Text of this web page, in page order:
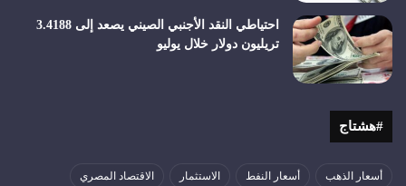
احتياطي النقد الأجنبي الصيني يصعد إلى 3.4188
تريليون دولار خلال يوليو
#هشتاج
أسعار الذهب أسعار النفط الاستثمار الاقتصاد المصري